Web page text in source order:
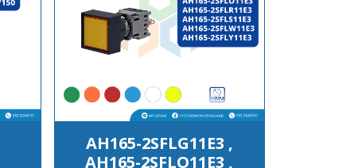
AH165-2SFLG11E3 ,
AH165-2SFLO11E3 ,